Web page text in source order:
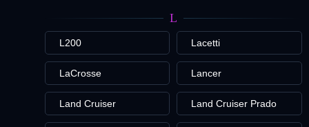
L
L200 Lacetti
LaCrosse Lancer
Land Cruiser Land Cruiser Prado